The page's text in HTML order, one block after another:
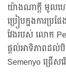
យ៉ាងណាក្ដី មូលហេ
ប្រៀបក្នងការប្រ
វែងរបស់ លោក
ផ្តល់អាទិភាពដល់
Semenyo ជ្រើស